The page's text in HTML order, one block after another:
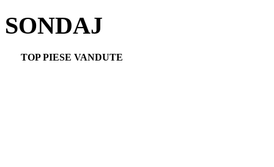
SONDAJ
TOP PIESE VANDUTE